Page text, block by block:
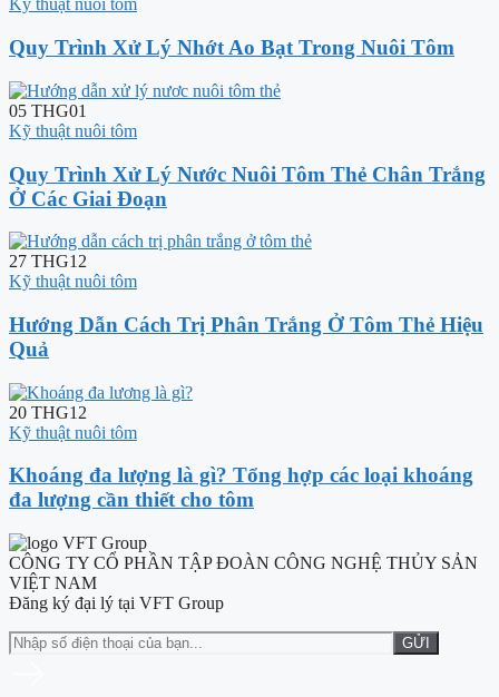
Kỹ thuật nuôi tôm
Quy Trình Xử Lý Nhớt Ao Bạt Trong Nuôi Tôm
05 THG01
Kỹ thuật nuôi tôm
Quy Trình Xử Lý Nước Nuôi Tôm Thẻ Chân Trắng
Ở Các Giai Đoạn
27 THG12
Kỹ thuật nuôi tôm
Hướng Dẫn Cách Trị Phân Trắng Ở Tôm Thẻ Hiệu
Quả
20 THG12
Kỹ thuật nuôi tôm
Khoáng đa lượng là gì? Tổng hợp các loại khoáng
đa lượng cần thiết cho tôm
CÔNG TY CỔ PHẦN TẬP ĐOÀN CÔNG NGHỆ THỦY SẢN
VIỆT NAM
Đăng ký đại lý tại VFT Group